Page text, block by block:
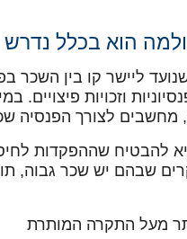
ולמה הוא בכלל נדרש
שנועד ליישר קו בין
וזכויות
לצורך הפנסיה
להבטיח שההפקדות
שבהם יש שכר גבוה,
מעל התקרה המותרת